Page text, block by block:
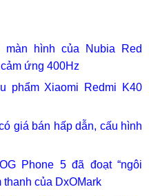
hình của Nubia Red
ứng 400Hz
phẩm Xiaomi Redmi K40
giá bán hấp dẫn, cấu hình
Phone 5 đã đoạt “ngôi
của DxOMark